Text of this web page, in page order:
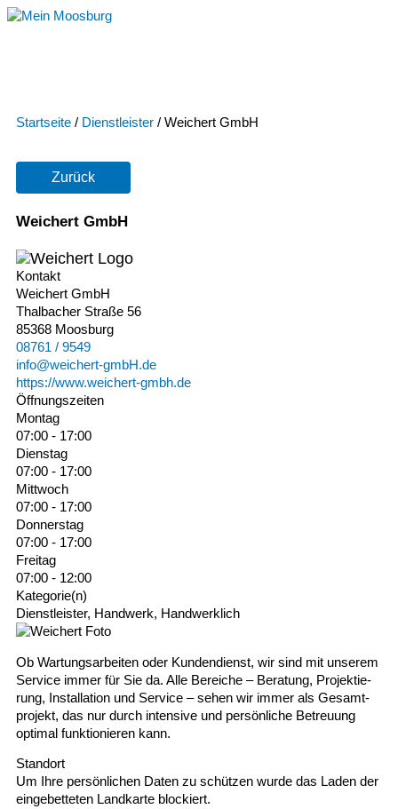
Zum
Inhalt
Startseite / Dienstleister / Weichert GmbH
Weichert GmbH
Zurück
Kontakt
Weichert GmbH
Thalbacher Straße 56
85368 Moosburg
08761 / 9549
info@weichert-gmbH.de
https://www.weichert-gmbh.de
Öffnungszeiten
Montag
07:00 - 17:00
Dienstag
07:00 - 17:00
Mittwoch
07:00 - 17:00
Donnerstag
07:00 - 17:00
Freitag
07:00 - 12:00
Kategorie(n)
Dienstleister, Handwerk, Handwerklich
Ob War­tungs­ar­bei­ten oder Kun­den­dienst, wir sind mit unse­rem
Ser­vice im­mer für Sie da. Alle Be­rei­che – Be­ra­tung, Pro­jek­tie­
rung, In­stal­la­tion und Ser­vice – sehen wir immer als Ge­samt­
pro­jekt, das nur durch in­ten­sive und per­sön­liche Be­treu­ung
opti­mal funk­tio­nie­ren kann.
Standort
Um Ihre persönlichen Daten zu schützen wurde das Laden der
eingebetteten Landkarte blockiert.